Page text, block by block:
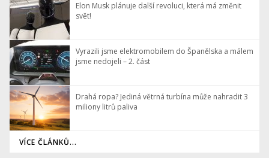
Elon Musk plánuje další revoluci, která má změnit
svět!
Vyrazili jsme elektromobilem do Španělska a málem
jsme nedojeli – 2. část
Drahá ropa? Jediná větrná turbína může nahradit 3
miliony litrů paliva
VÍCE ČLÁNKŮ...